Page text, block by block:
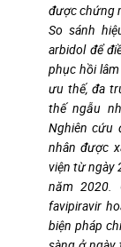
được chứng
So sánh
arbidol để
phục hồi
ưu thế, đa
thế ngẫu
Nghiên cứu
nhân được
viện từ ngày
năm 2020.
favipiravir
biện pháp